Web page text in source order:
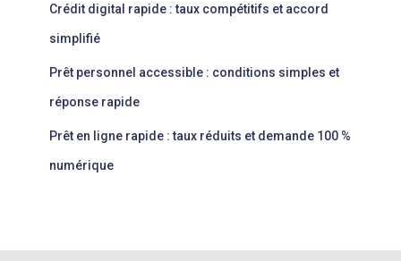
Crédit digital rapide : taux compétitifs et accord
simplifié
Prêt personnel accessible : conditions simples et
réponse rapide
Prêt en ligne rapide : taux réduits et demande 100 %
numérique